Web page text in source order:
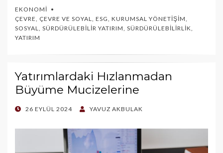
EKONOMI
ÇEVRE
ÇEVRE VE SOYAL ESG KURUMSAL YÖNETIŞIM
SOSYAL
SÜRDÜRÜLEBILIR YATIRIM SÜRDÜRÜLEBILIRLIK
YATIRIM
Yatırımlardaki Hızlanmadan
Büyüme Mucizelerine
POSTED
26 EYLÜL 2024 YAVUZ AKBULAK